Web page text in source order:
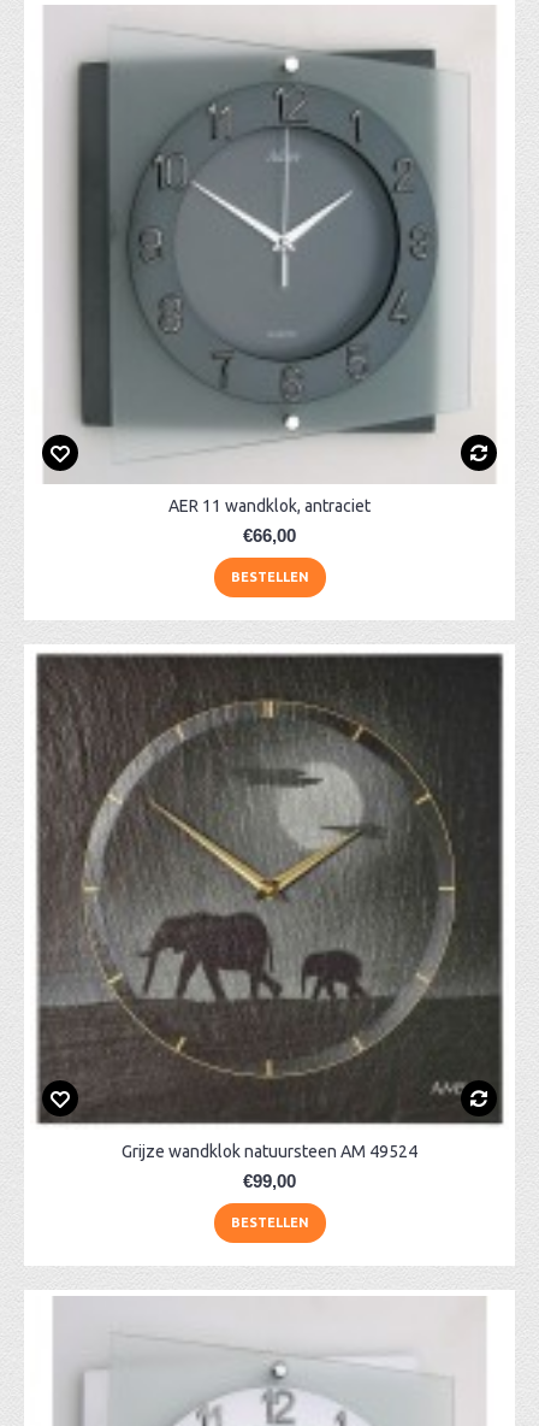
AER 11 wandklok, antraciet
€66,00
BESTELLEN
Grijze wandklok natuursteen AM 49524
€99,00
BESTELLEN